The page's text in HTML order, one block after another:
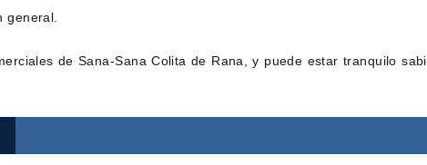
general.
de Sana-Sana Colita de Rana, y puede estar tranquilo